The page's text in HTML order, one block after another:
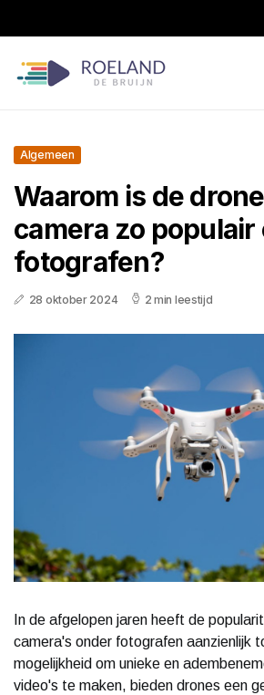
Algemeen
Waarom is de
camera zo populair
fotografen?
28 oktober 2024 2 min leestijd
In de afgelopen jaren heeft de
camera's onder fotografen aanzienlijk
mogelijkheid om unieke en
video's te maken, bieden drones een